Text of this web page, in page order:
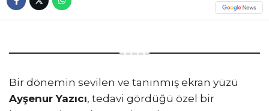
Bir dönemin sevilen ve tanınmış ekran yüzü
Ayşenur Yazıcı, tedavi gördüğü özel bir